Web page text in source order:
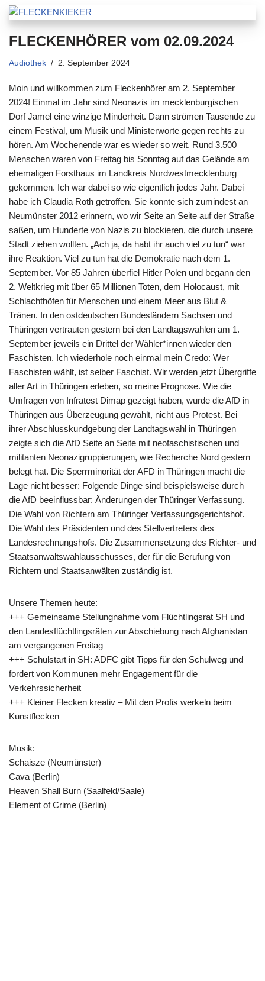
FLECKENHÖRER vom 02.09.2024
Audiothek 2. September 2024
Moin und willkommen zum Fleckenhörer am 2. September
2024! Einmal im Jahr sind Neonazis im mecklenburgischen
Dorf Jamel eine winzige Minderheit. Dann strömen Tausende zu
einem Festival, um Musik und Ministerworte gegen rechts zu
hören. Am Wochenende war es wieder so weit. Rund 3.500
Menschen waren von Freitag bis Sonntag auf das Gelände am
ehemaligen Forsthaus im Landkreis Nordwestmecklenburg
gekommen. Ich war dabei so wie eigentlich jedes Jahr. Dabei
habe ich Claudia Roth getroffen. Sie konnte sich zumindest an
Neumünster 2012 erinnern, wo wir Seite an Seite auf der Straße
saßen, um Hunderte von Nazis zu blockieren, die durch unsere
Stadt ziehen wollten. „Ach ja, da habt ihr auch viel zu tun“ war
ihre Reaktion. Viel zu tun hat die Demokratie nach dem 1.
September. Vor 85 Jahren überfiel Hitler Polen und begann den
2. Weltkrieg mit über 65 Millionen Toten, dem Holocaust, mit
Schlachthöfen für Menschen und einem Meer aus Blut &
Tränen. In den ostdeutschen Bundesländern Sachsen und
Thüringen vertrauten gestern bei den Landtagswahlen am 1.
September jeweils ein Drittel der Wähler*innen wieder den
Faschisten. Ich wiederhole noch einmal mein Credo: Wer
Faschisten wählt, ist selber Faschist. Wir werden jetzt Übergriffe
aller Art in Thüringen erleben, so meine Prognose. Wie die
Umfragen von Infratest Dimap gezeigt haben, wurde die AfD in
Thüringen aus Überzeugung gewählt, nicht aus Protest. Bei
ihrer Abschlusskundgebung der Landtagswahl in Thüringen
zeigte sich die AfD Seite an Seite mit neofaschistischen und
militanten Neonazigruppierungen, wie Recherche Nord gestern
belegt hat. Die Sperrminorität der AFD in Thüringen macht die
Lage nicht besser: Folgende Dinge sind beispielsweise durch
die AfD beeinflussbar: Änderungen der Thüringer Verfassung.
Die Wahl von Richtern am Thüringer Verfassungsgerichtshof.
Die Wahl des Präsidenten und des Stellvertreters des
Landesrechnungshofs. Die Zusammensetzung des Richter- und
Staatsanwaltswahlausschusses, der für die Berufung von
Richtern und Staatsanwälten zuständig ist.
Unsere Themen heute:
+++ Gemeinsame Stellungnahme vom Flüchtlingsrat SH und
den Landesflüchtlingsräten zur Abschiebung nach Afghanistan
am vergangenen Freitag
+++ Schulstart in SH: ADFC gibt Tipps für den Schulweg und
fordert von Kommunen mehr Engagement für die
Verkehrssicherheit
+++ Kleiner Flecken kreativ – Mit den Profis werkeln beim
Kunstflecken
Musik:
Schaisze (Neumünster)
Cava (Berlin)
Heaven Shall Burn (Saalfeld/Saale)
Element of Crime (Berlin)